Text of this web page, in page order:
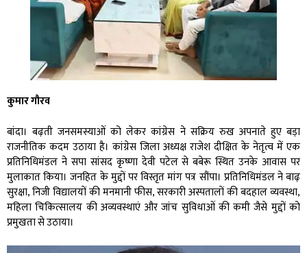
कुमार गौरव
बांदा। बढ़ती जनसमस्याओं को लेकर कांग्रेस ने सक्रिय रुख अपनाते हुए बड़ा
राजनीतिक कदम उठाया है। कांग्रेस जिला अध्यक्ष राजेश दीक्षित के नेतृत्व में एक
प्रतिनिधिमंडल ने सपा सांसद कृष्णा देवी पटेल से बबेरू स्थित उनके आवास पर
मुलाकात किया। जनहित के मुद्दों पर विस्तृत मांग पत्र सौंपा। प्रतिनिधिमंडल ने बाढ़
सुरक्षा, निजी विद्यालयों की मनमानी फीस, सरकारी अस्पतालों की बदहाल व्यवस्था,
महिला चिकित्सालय की अव्यवस्थाएं और जांच सुविधाओं की कमी जैसे मुद्दों को
प्रमुखता से उठाया।